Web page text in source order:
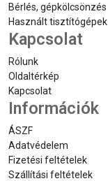
Bérlés, gépkölcsönzés
Használt tisztítógépek
Kapcsolat
Rólunk
Oldaltérkép
Kapcsolat
Információk
ÁSZF
Adatvédelem
Fizetési feltételek
Szállítási feltételek